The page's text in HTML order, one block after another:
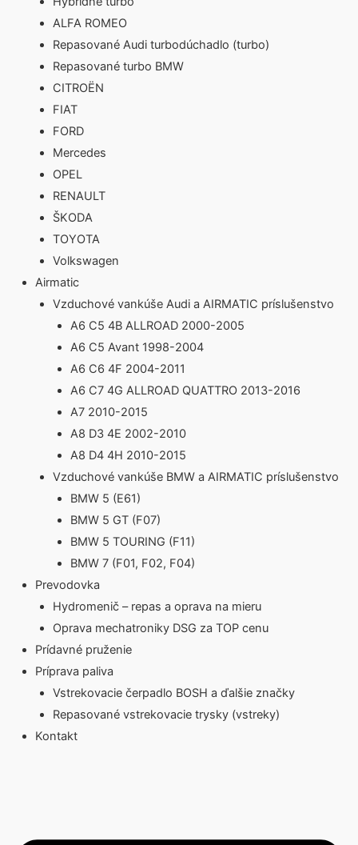
ALFA ROMEO
Repasované Audi turbodúchadlo (turbo)
Repasované turbo BMW
CITROËN
FIAT
FORD
Mercedes
OPEL
RENAULT
ŠKODA
TOYOTA
Volkswagen
Airmatic
Vzduchové vankúše Audi a AIRMATIC príslušenstvo
A6 C5 4B ALLROAD 2000-2005
A6 C5 Avant 1998-2004
A6 C6 4F 2004-2011
A6 C7 4G ALLROAD QUATTRO 2013-2016
A7 2010-2015
A8 D3 4E 2002-2010
A8 D4 4H 2010-2015
Vzduchové vankúše BMW a AIRMATIC príslušenstvo
BMW 5 (E61)
BMW 5 GT (F07)
BMW 5 TOURING (F11)
BMW 7 (F01, F02, F04)
Prevodovka
Hydromenič – repas a oprava na mieru
Oprava mechatroniky DSG za TOP cenu
Prídavné pruženie
Príprava paliva
Vstrekovacie čerpadlo BOSH a ďalšie značky
Repasované vstrekovacie trysky (vstreky)
Kontakt